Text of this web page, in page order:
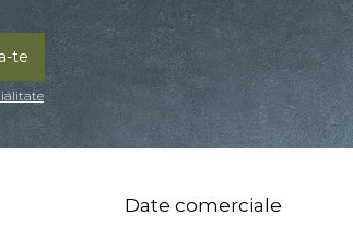
Date comerciale